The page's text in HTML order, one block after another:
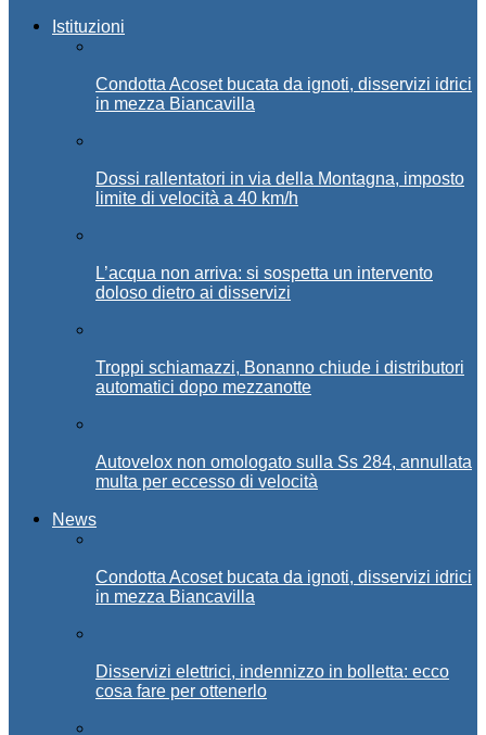
Istituzioni
Condotta Acoset bucata da ignoti, disservizi idrici
in mezza Biancavilla
Dossi rallentatori in via della Montagna, imposto
limite di velocità a 40 km/h
L’acqua non arriva: si sospetta un intervento
doloso dietro ai disservizi
Troppi schiamazzi, Bonanno chiude i distributori
automatici dopo mezzanotte
Autovelox non omologato sulla Ss 284, annullata
multa per eccesso di velocità
News
Condotta Acoset bucata da ignoti, disservizi idrici
in mezza Biancavilla
Disservizi elettrici, indennizzo in bolletta: ecco
cosa fare per ottenerlo